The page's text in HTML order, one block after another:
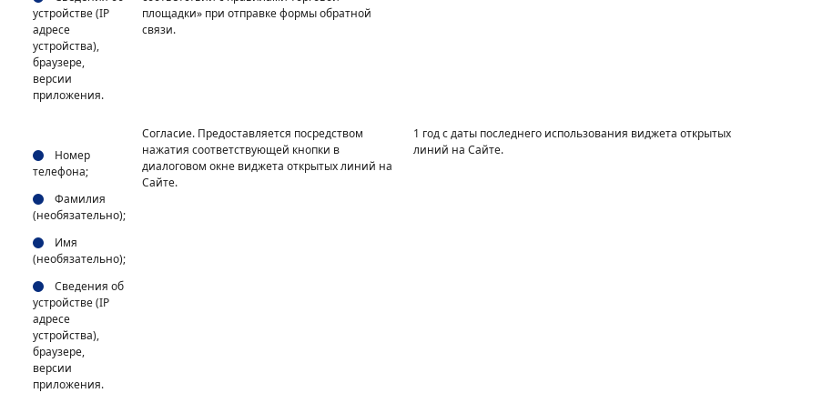
устройстве (IP
адресе
устройства),
браузере,
версии
приложения.
площадки» при отправке формы обратной
связи.
Номер
телефона;
Фамилия
(необязательно);
Имя
(необязательно);
Сведения об
устройстве (IP
адресе
устройства),
браузере,
версии
приложения.
Согласие. Предоставляется посредством
нажатия соответствующей кнопки в
диалоговом окне виджета открытых линий на
Сайте.
1 год с даты последнего использования виджета открытых
линий на Сайте.